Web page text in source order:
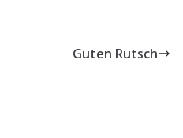
Guten Rutsch